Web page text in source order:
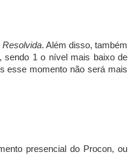
Resolvida. Além disso, também
sendo 1 o nível mais baixo de
esse momento não será mais
presencial do Procon, ou